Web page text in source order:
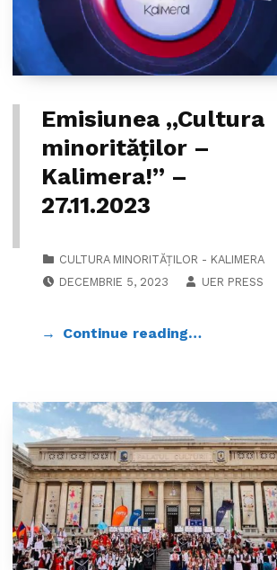
Emisiunea ,,Cultura
minorităților –
Kalimera!” –
27.11.2023
CULTURA MINORITĂȚILOR - KALIMERA
DECEMBRIE 5, 2023
UER PRESS
Continue reading…